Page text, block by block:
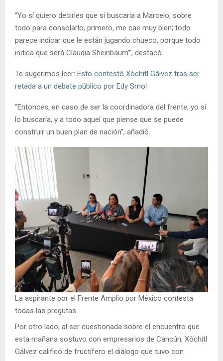
“Yo sí quiero decirles que sí buscaría a Marcelo, sobre
todo para consolarlo, primero, me cae muy bien; todo
parece indicar que le están jugando chueco, porque todo
indica que será Claudia Sheinbaum’”, destacó.
Te sugerimos leer: Esto contestó Xóchitl Gálvez tras ser
retada a un debate público por Edy Smol
“Entonces, en caso de ser la coordinadora del frente, yo sí
lo buscaría, y a todo aquel que piense que se puede
construir un buen plan de nación”, añadió.
La aspirante por el Frente Amplio por México contesta
todas las pregutas
Por otro lado, al ser cuestionada sobre el encuentro que
esta mañana sostuvo con empresarios de Cancún, Xóchitl
Gálvez calificó de fructífero el diálogo que tuvo con